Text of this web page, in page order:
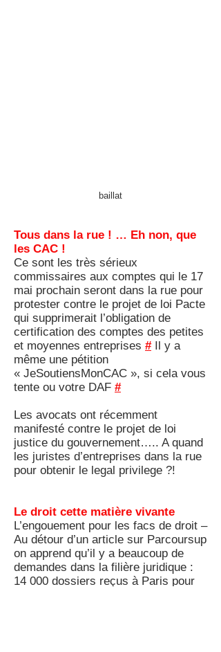
baillat
Tous dans la rue ! … Eh non, que
les CAC !
Ce sont les très sérieux
commissaires aux comptes qui le 17
mai prochain seront dans la rue pour
protester contre le projet de loi Pacte
qui supprimerait l’obligation de
certification des comptes des petites
et moyennes entreprises #Il y a
même une pétition
« JeSoutiensMonCAC », si cela vous
tente ou votre DAF #
Les avocats ont récemment
manifesté contre le projet de loi
justice du gouvernement….. A quand
les juristes d’entreprises dans la rue
pour obtenir le legal privilege ?!
Le droit cette matière vivante
L’engouement pour les facs de droit –
Au détour d’un article sur Parcoursup
on apprend qu’il y a beaucoup de
demandes dans la filière juridique :
14 000 dossiers reçus à Paris pour